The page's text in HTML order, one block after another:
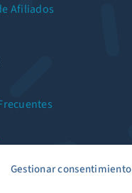
Gestionar consentimiento
Afiliados